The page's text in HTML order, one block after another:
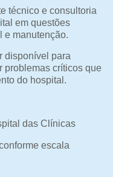
técnico e consultoria
em questões
e manutenção.
disponível para
problemas críticos que
do hospital.
das Clínicas
escala